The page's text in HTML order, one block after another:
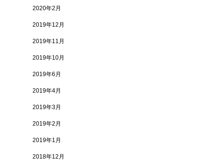
2020年2月
2019年12月
2019年11月
2019年10月
2019年6月
2019年4月
2019年3月
2019年2月
2019年1月
2018年12月